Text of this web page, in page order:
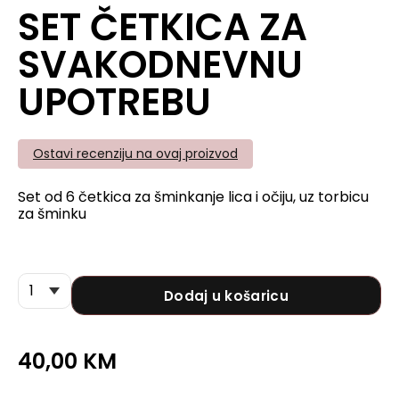
SET ČETKICA ZA
SVAKODNEVNU
UPOTREBU
Ostavi recenziju na ovaj proizvod
40,00 KM
Set od 6 četkica za šminkanje lica i očiju, uz torbicu
za šminku
Dodaj u košaricu